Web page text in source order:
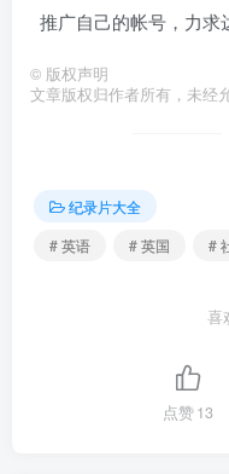
推广自己的帐号，力求
© 版权声明
文章版权归作者所有，未经
纪录片大全
# 英语
# 英国 #
喜
点赞13